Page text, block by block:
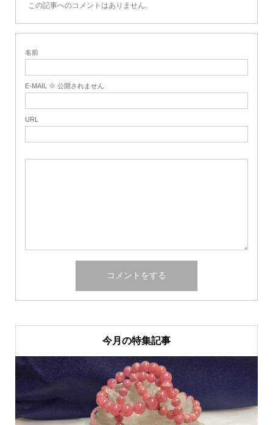
この記事へのコメントはありません。
名前
E-MAIL ※ 公開されません
URL
今月の特集記事